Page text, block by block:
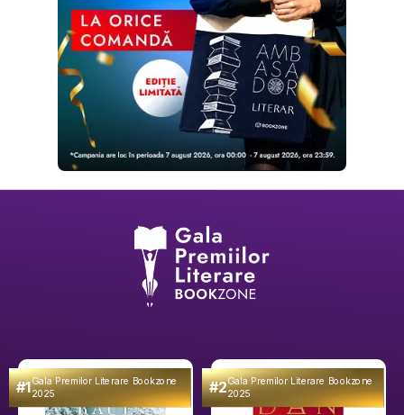
#1Gala Premilor Literare Bookzone
2025
#2Gala Premilor Literare Bookzone
2025